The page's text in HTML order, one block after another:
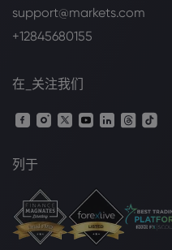
support@markets.com
+12845680155
在_关注我们
列于